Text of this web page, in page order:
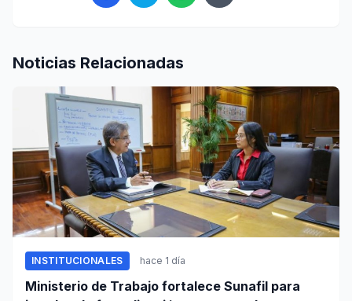
Noticias Relacionadas
INSTITUCIONALES hace 1 día
Ministerio de Trabajo fortalece Sunafil para